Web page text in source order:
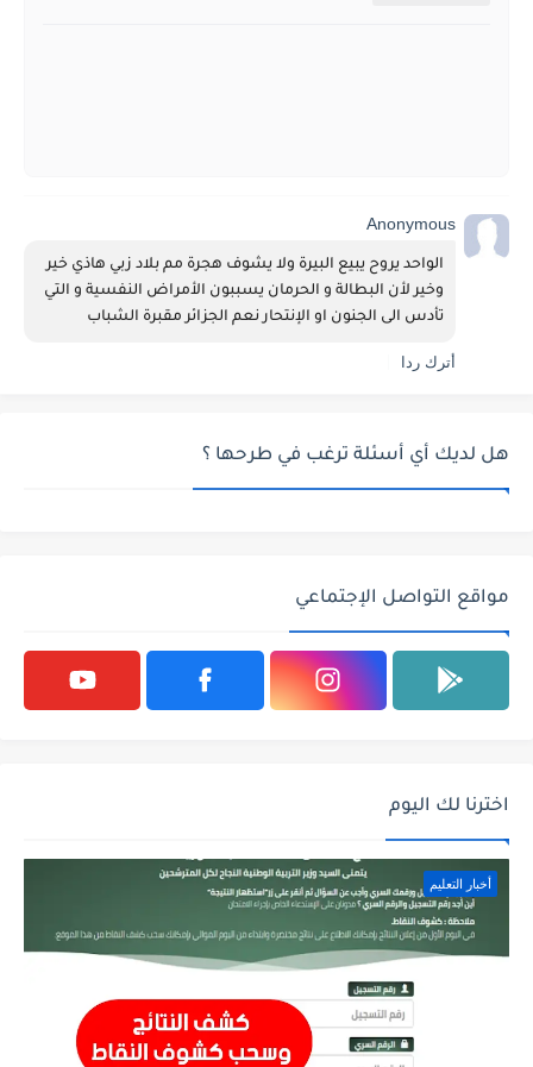
Anonymous
الواحد يروح يبيع البيرة ولا يشوف هجرة مم بلاد زبي هاذي خير
تأدس الى الجنون او الإنتحار نعم الجزائر مقبرة الشباب
أترك ردا
هل لديك أي أسئلة ترغب في طرحها ؟
مواقع التواصل الإجتماعي
اخترنا لك اليوم
أخبار التعليم